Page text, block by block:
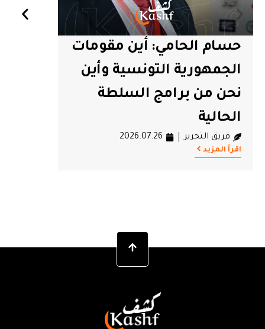
حسام الحامي: أين مقومات
الجمهورية التونسية وأين
نحن من برامج السلطة
الحالية
فريق التحرير 2026.07.26
اقرأ المزيد